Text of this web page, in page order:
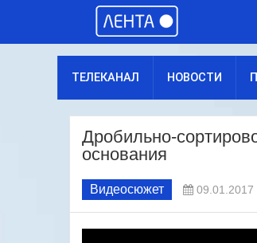
ТЕЛЕКАНАЛ НОВОСТИ
Дробильно-
основания
Видеосюжет 09.01.2017